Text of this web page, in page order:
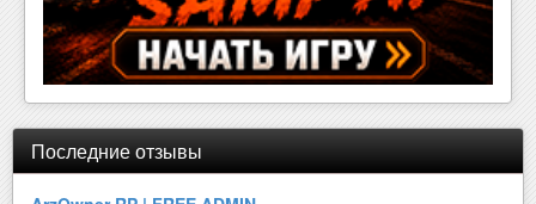
Последние отзывы